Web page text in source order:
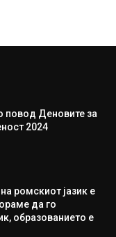
повод Деновите за
2024
ромскиот јазик е
да го
образованието е